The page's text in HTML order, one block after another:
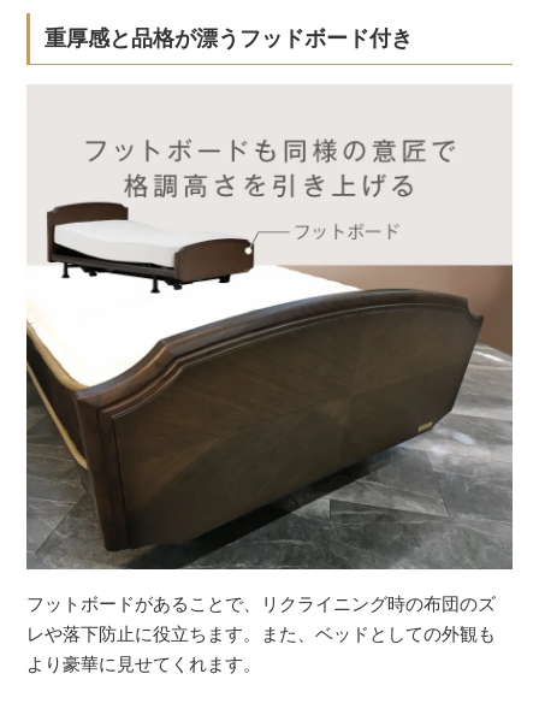
重厚感と品格が漂うフッドボード付き
フットボードがあることで、リクライニング時の布団のズ
レや落下防止に役立ちます。また、ベッドとしての外観も
より豪華に見せてくれます。